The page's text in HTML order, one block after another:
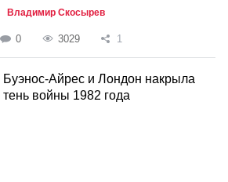
Владимир Скосырев
0 3029 1
Буэнос-Айрес и Лондон накрыла
тень войны 1982 года